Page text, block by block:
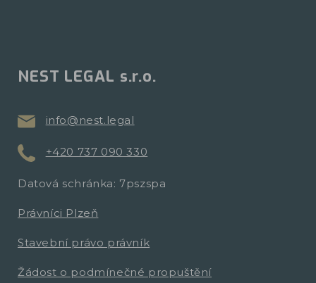
NEST LEGAL s.r.o.
info@nest.legal
+420 737 090 330
Datová schránka: 7pszspa
Právníci Plzeň
Stavební právo právník
Žádost o podmínečné propuštění